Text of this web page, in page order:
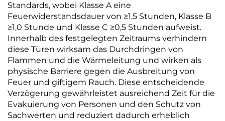
Standards, wobei Klasse A eine
Feuerwiderstandsdauer von ≥1,5 Stunden, Klasse B
≥1,0 Stunde und Klasse C ≥0,5 Stunden aufweist.
Innerhalb des festgelegten Zeitraums verhindern
diese Türen wirksam das Durchdringen von
Flammen und die Wärmeleitung und wirken als
physische Barriere gegen die Ausbreitung von
Feuer und giftigem Rauch. Diese entscheidende
Verzögerung gewährleistet ausreichend Zeit für die
Evakuierung von Personen und den Schutz von
Sachwerten und reduziert dadurch erheblich